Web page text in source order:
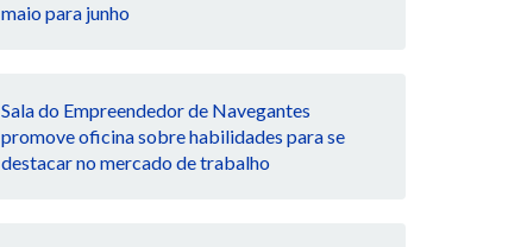
maio para junho
Sala do Empreendedor de Navegantes
promove oficina sobre habilidades para se
destacar no mercado de trabalho